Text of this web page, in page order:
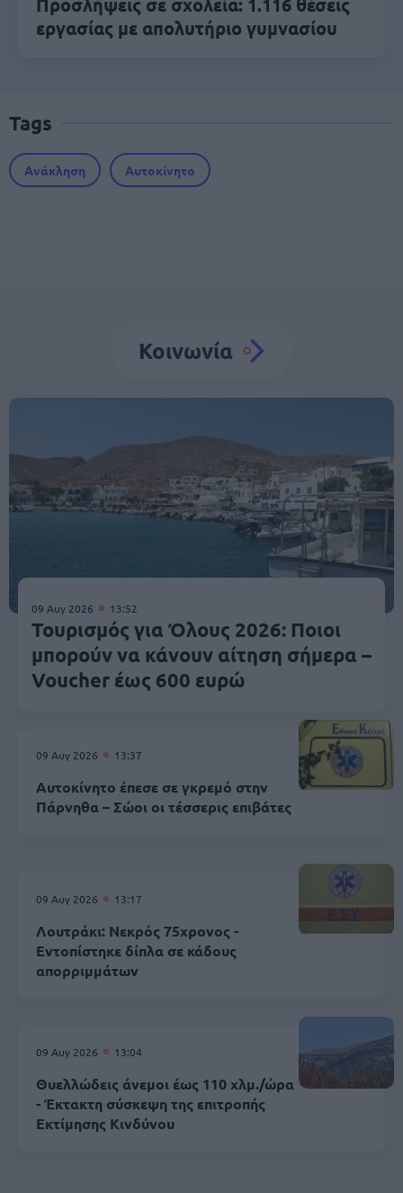
εργασίας με απολυτήριο γυμνασίου
Tags
Ανάκληση Αυτοκίνητο
Κοινωνία
09 Αυγ 2026 13:52
Τουρισμός για Όλους 2026: Ποιοι
μπορούν να κάνουν αίτηση σήμερα –
Voucher έως 600 ευρώ
09 Αυγ 2026 13:37
Αυτοκίνητο έπεσε σε γκρεμό στην
Πάρνηθα – Σώοι οι τέσσερις επιβάτες
09 Αυγ 2026 13:17
Λουτράκι: Νεκρός 75χρονος -
Εντοπίστηκε δίπλα σε κάδους
απορριμμάτων
09 Αυγ 2026 13:04
Θυελλώδεις άνεμοι έως 110 χλμ./ώρα
- Έκτακτη σύσκεψη της επιτροπής
Εκτίμησης Κινδύνου